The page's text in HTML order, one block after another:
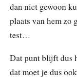
dan niet gewoon
plaats van hem zo
test…
Dat punt blijft dus
dat moet je dus